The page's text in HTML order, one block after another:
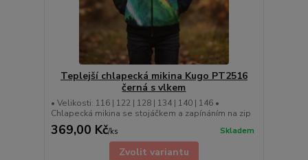
Teplejší chlapecká mikina Kugo PT2516
černá s vlkem
• Velikosti: 116 | 122 | 128 | 134 | 140 | 146 •
Chlapecká mikina se stojáčkem a zapínáním na zip
369,00 Kč/ks Skladem
Zvolit variantu